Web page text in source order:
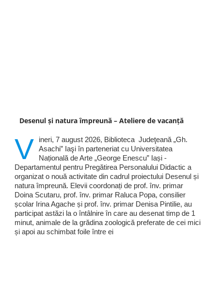
Desenul și natura împreună – Ateliere de vacanță
V
ineri, 7 august 2026, Biblioteca Judeţeană „Gh.
Asachi” Iaşi în parteneriat cu Universitatea
Națională de Arte „George Enescu” Iași -
Departamentul pentru Pregătirea Personalului Didactic a
organizat o nouă activitate din cadrul proiectului Desenul și
natura împreună. Elevii coordonați de prof. înv. primar
Doina Scutaru, prof. înv. primar Raluca Popa, consilier
școlar Irina Agache și prof. înv. primar Denisa Pintilie, au
participat astăzi la o întâlnire în care au desenat timp de 1
minut, animale de la grădina zoologică preferate de cei mici
și apoi au schimbat foile între ei